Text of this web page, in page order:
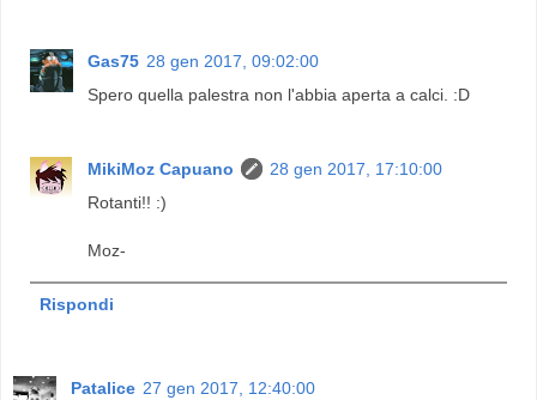
Gas75 28 gen 2017, 09:02:00
Spero quella palestra non l'abbia aperta a calci. :D
MikiMoz Capuano
28 gen 2017, 17:10:00
Rotanti!! :)
Moz-
Rispondi
Patalice 27 gen 2017, 12:40:00